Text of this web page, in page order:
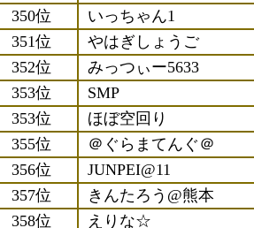
350位
いっちゃん1
351位
やはぎしょうご
352位
みっつぃー5633
353位
SMP
353位
ほぼ空回り
355位
＠ぐらまてんぐ＠
356位
JUNPEI@11
357位
きんたろう@熊本
358位
えりな☆